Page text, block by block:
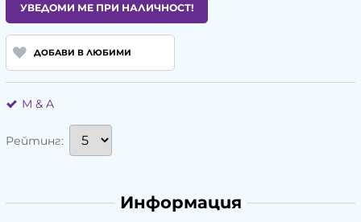
УВЕДОМИ МЕ ПРИ НАЛИЧНОСТ!
ДОБАВИ В ЛЮБИМИ
М & A
Рейтинг:
Информация